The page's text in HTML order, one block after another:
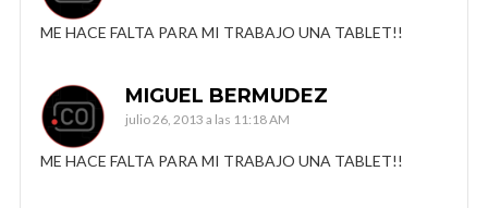
ME HACE FALTA PARA MI TRABAJO UNA TABLET!!
MIGUEL BERMUDEZ
julio 26, 2013 a las 11:18 AM
ME HACE FALTA PARA MI TRABAJO UNA TABLET!!